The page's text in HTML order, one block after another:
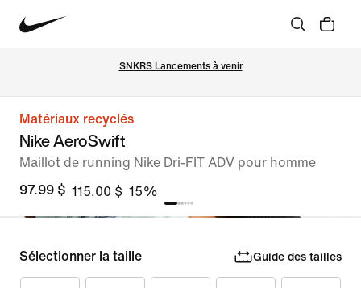
SNKRS Lancements à venir
Matériaux recyclés
Nike AeroSwift
Maillot de running Nike Dri-FIT ADV pour homme
97.99 $ 115.00 $ 15%
Sélectionner la taille Guide des tailles